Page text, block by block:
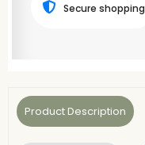
Secure shopping
Product Description